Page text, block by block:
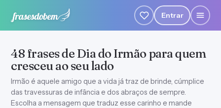
Entrar
48 frases de Dia do Irmão para quem
cresceu ao seu lado
Irmão é aquele amigo que a vida já traz de brinde, cúmplice
das travessuras de infância e dos abraços de sempre.
Escolha a mensagem que traduz esse carinho e mande